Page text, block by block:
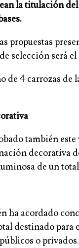
la titulación
propuestas
selección será
de 4 carrozas
también
decorativa
de un
ha acordado
destinado para
o privados.